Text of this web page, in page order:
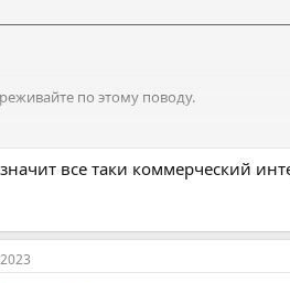
по этому поводу.
реально имеет коммерческий интерес
все таки коммерческий